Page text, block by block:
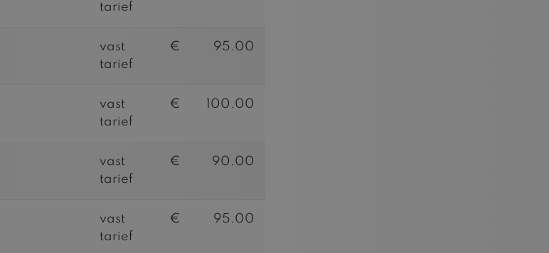
tarief
vast
tarief
€ 95.00
vast
tarief
€ 100.00
vast
tarief
€ 90.00
vast
tarief
€ 95.00